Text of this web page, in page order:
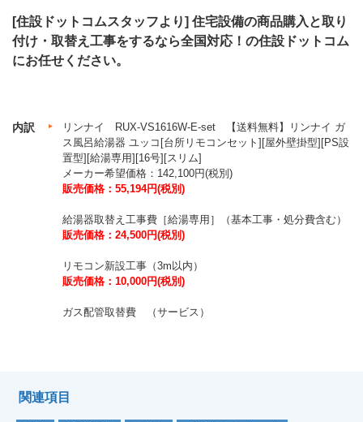
[住設ドットコムスタッフより] 住宅設備の商品購入と取り
付け・取替え工事をするなら全国対応！の住設ドットコム
にお任せください。
内訳
リンナイ RUX-VS1616W-E-set 【送料無料】リンナイ ガ
ス風呂給湯器 ユッコ[台所リモコンセット][屋外壁掛型][PS設
置型][給湯専用][16号][スリム]
メーカー希望価格：142,100円(税別)
販売価格：55,194円(税別)
給湯器取替え工事費［給湯専用］（基本工事・処分費含む）
販売価格：24,500円(税別)
リモコン新設工事（3m以内）
販売価格：10,000円(税別)
ガス配管取替費 （サービス）
関連項目